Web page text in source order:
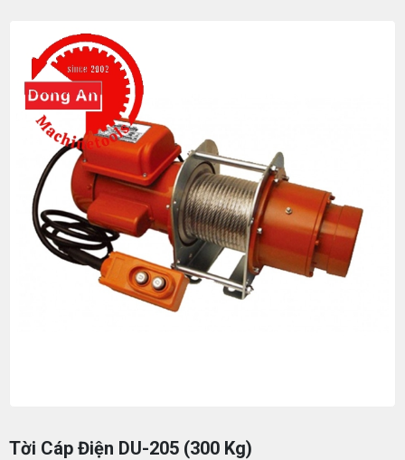
Tời Cáp Điện DU-205 (300 Kg)